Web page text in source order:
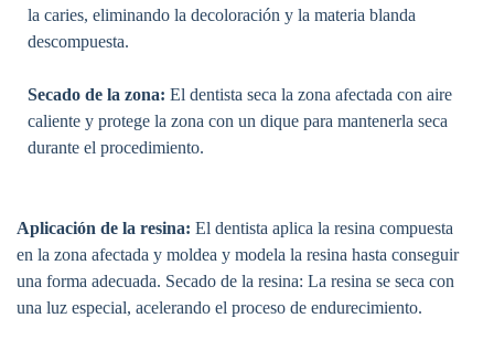
la caries, eliminando la decoloración y la materia blanda
descompuesta.
Secado de la zona: El dentista seca la zona afectada con aire
caliente y protege la zona con un dique para mantenerla seca
durante el procedimiento.
Aplicación de la resina: El dentista aplica la resina compuesta
en la zona afectada y moldea y modela la resina hasta conseguir
una forma adecuada. Secado de la resina: La resina se seca con
una luz especial, acelerando el proceso de endurecimiento.